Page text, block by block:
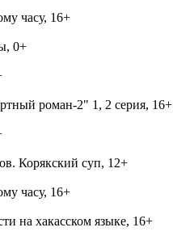
часу, 16+
0+
роман-2" 1, 2 серия, 16+
Корякский суп, 12+
часу, 16+
на хакасском языке, 16+